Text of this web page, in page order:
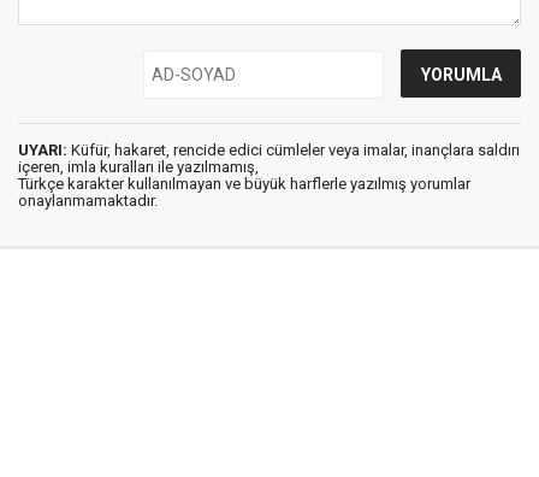
UYARI: Küfür, hakaret, rencide edici cümleler veya imalar, inançlara saldırı
içeren, imla kuralları ile yazılmamış,
Türkçe karakter kullanılmayan ve büyük harflerle yazılmış yorumlar
onaylanmamaktadır.